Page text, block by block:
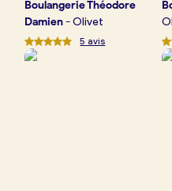
Je crée mon
BoulangerieThéodore
Damien-Olivet
5 avis